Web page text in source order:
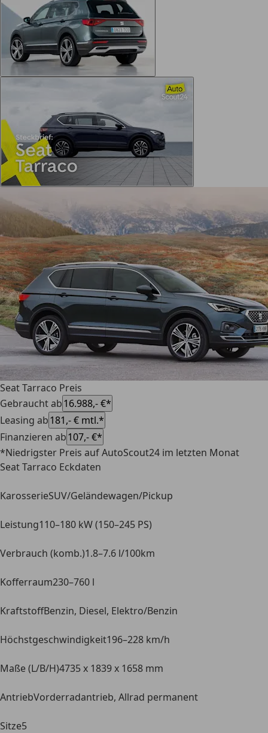
Seat Tarraco Preis
Gebraucht ab16.988,- €*
Leasing ab181,- € mtl.*
Finanzieren ab107,- €*
*Niedrigster Preis auf AutoScout24 im letzten Monat
Seat Tarraco Eckdaten
KarosserieSUV/Geländewagen/Pickup
Leistung110–180 kW (150–245 PS)
Verbrauch (komb.)1.8–7.6 l/100km
Kofferraum230–760 l
KraftstoffBenzin, Diesel, Elektro/Benzin
Höchstgeschwindigkeit196–228 km/h
Maße (L/B/H)4735 x 1839 x 1658 mm
AntriebVorderradantrieb, Allrad permanent
Sitze5